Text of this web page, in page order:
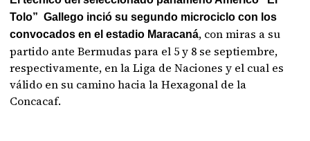
Tolo” Gallego inció su segundo microciclo con los
convocados en el estadio Maracaná, con miras a su
partido ante Bermudas para el 5 y 8 se septiembre,
respectivamente, en la Liga de Naciones y el cual es
válido en su camino hacia la Hexagonal de la
Concacaf.